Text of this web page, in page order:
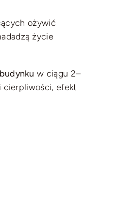
ożywić
życie
w ciągu 2–
cierpliwości, efekt